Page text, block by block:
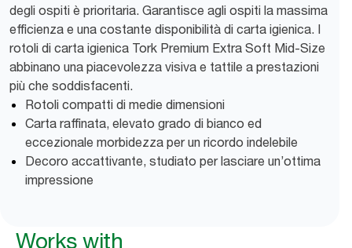
degli ospiti è prioritaria. Garantisce agli ospiti la massima
efficienza e una costante disponibilità di carta igienica. I
rotoli di carta igienica Tork Premium Extra Soft Mid-Size
abbinano una piacevolezza visiva e tattile a prestazioni
più che soddisfacenti.
Rotoli compatti di medie dimensioni
Carta raffinata, elevato grado di bianco ed
eccezionale morbidezza per un ricordo indelebile
Decoro accattivante, studiato per lasciare un’ottima
impressione
Works with